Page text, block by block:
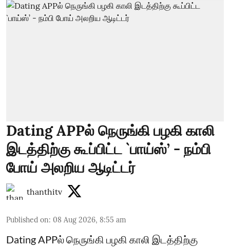
Dating APPல் நெருங்கி பழகி காலி
இடத்திற்கு கூப்பிட்ட `பாய்ஸ்’ - நம்பி
போய் அலறிய ஆடிட்டர்
thanthitv
Published on: 08 Aug 2026, 8:55 am
Dating APPல் நெருங்கி பழகி காலி இடத்திற்கு